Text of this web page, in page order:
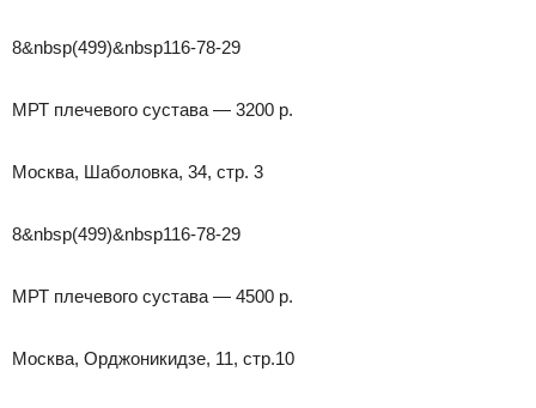
8&nbsp(499)&nbsp116-78-29
МРТ плечевого сустава — 3200 р.
Москва, Шаболовка, 34, стр. 3
8&nbsp(499)&nbsp116-78-29
МРТ плечевого сустава — 4500 р.
Москва, Орджоникидзе, 11, стр.10